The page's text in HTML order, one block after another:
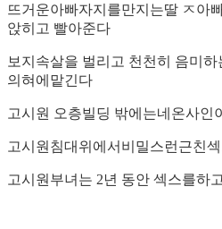
뜨거운아빠자지를만지는딸 ㅈ아
앉히고 빨아준다
보지속살을 벌리고 천천히 음미
의혀에맡긴다
고시원 오층빌딩 밖에는네온사인
고시원침대위에서비밀스런근친
고시원부녀는 2년 동안 섹스를하